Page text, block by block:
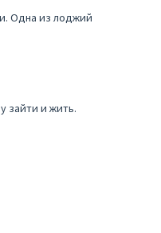
Одна из лоджий
зайти и жить.